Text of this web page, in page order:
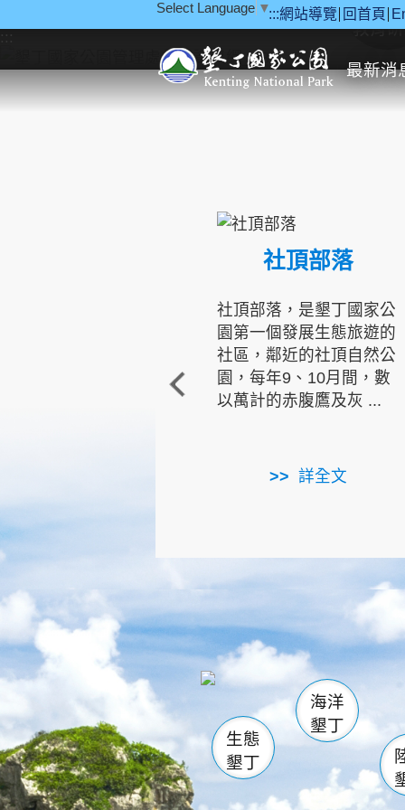
:::網站導覽 回首頁
Select Language ▼
最新消
::: 教育
社頂部落
社頂部落，是墾丁國家公
園第一個發展生態旅遊的
社區，鄰近的社頂自然公
園，每年9、10月間，數
以萬計的赤腹鷹及灰 ...
詳全文
龜山 海生館
恆春
龍鑾潭自
瓊麻館
關山
白砂
生態
墾丁
海洋
墾丁